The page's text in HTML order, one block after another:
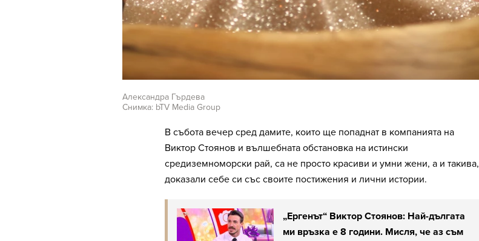
Александра Гърдева
Снимка: bTV Media Group
В събота вечер сред дамите, които ще попаднат в компанията на
Виктор Стоянов и вълшебната обстановка на истински
средиземноморски рай, са не просто красиви и умни жени, а и такива,
доказали себе си със своите постижения и лични истории.
„Ергенът“ Виктор Стоянов: Най-дългата
ми връзка е 8 години. Мисля, че аз съм